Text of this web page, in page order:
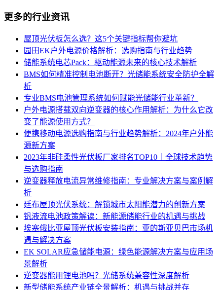
更多的行业资讯
屋顶光伏板怎么选？这5个关键指标帮你避坑
园田EK户外电源价格解析：选购指南与行业趋势
储能系统电芯Pack：驱动能源未来的核心技术解析
BMS如何精准控制电池断开？光储能系统安全防护全解
析
专业BMS电池管理系统如何赋能光储能行业革新？
户外电源搭载双向逆变器的核心作用解析：为什么它改
变了能源使用方式？
便携移动电源选购指南与行业趋势解析：2024年户外能
源新方案
2023年非硅柔性光伏板厂家排名TOP10｜全球技术趋势
与选购指南
逆变器释放电流异常维修指南：专业解决方案与案例解
析
廷布屋顶光伏系统：解锁城市太阳能潜力的创新方案
钒液流电池政策解读：新能源储能行业的机遇与挑战
埃塞俄比亚屋顶光伏板安装指南：亚的斯亚贝巴市场机
遇与解决方案
EK SOLAR应急储能电源：绿色能源解决方案与应用场
景解析
逆变器能用锂电池吗？光储系统兼容性深度解析
新型储能系统产业链全景解析：机遇与挑战并存